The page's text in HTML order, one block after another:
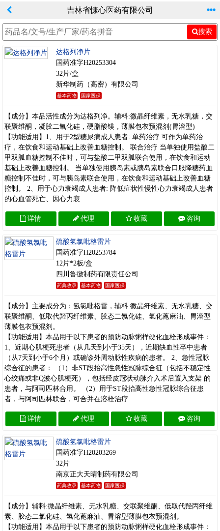
吉林省慷心医药有限公司
搜索
达格列净片
国药准字H20253304
32片/盒
新华制药（高密）有限公司
基本药物 国家医保
【成分】本品活性成分为达格列净。辅料:微晶纤维素，无水乳糖，交
联聚维酮，凝胶二氧化硅，硬脂酸镁，薄膜包衣预混剂(胃溶型)
【功能适用】1、用于2型糖尿病成人患者: 单药治疗 可作为单药治
疗，在饮食和运动基础上改善血糖控制。 联合治疗 当单独使用盐酸二
甲双胍血糖控制不佳时，可与盐酸二甲双胍联合使用，在饮食和运动
基础上改善血糖控制。 当单独使用胰岛素或胰岛素联合口服降糖药血
糖控制不佳时，可与胰岛素联合使用，在饮食和运动基础上改善血糖
控制。 2、用于心力衰竭成人患者: 降低症状性慢性心力衰竭成人患者
的心血管死亡、因心力衰
详情 代理 收藏 咨询
硫酸氢氯吡格雷片
国药准字H20253784
12片*2板/盒
四川鲁徽制药有限责任公司
药典收录 基本药物 国家医保
【成分】主要成分为：氢氯吡格雷，辅料:微晶纤维素、无水乳糖、交
联聚维酮、低取代羟丙纤维素、胶态二氯化硅、氢化蓖麻油、胃溶型
薄膜包衣预混剂。
【功能适用】本品用于以下患者的预防动脉粥样硬化血栓形成事件：
1、近期心肌梗死患者（从几天到小于35天），近期缺血性卒中患者
（从7天到小于6个月）或确诊外周动脉性疾病的患者。 2、急性冠脉
综合征的患者： （1）非ST段抬高性急性冠脉综合征（包括不稳定性
心绞痛或非Q波心肌梗死），包括经皮冠状动脉介入术后置入支架 的
患者，与阿司匹林合用。 （2）用于ST段抬高性急性冠脉综合征患
者，与阿司匹林联合，可合并在溶栓治疗
详情 代理 收藏 咨询
硫酸氢氯吡格雷片
国药准字H20203269
32片
南京正大天晴制药有限公司
药典收录 基本药物 国家医保
【成分】辅料:微晶纤维素、无水乳糖、交联聚维酮、低取代羟丙纤维
素、胶态二氯化硅、氢化蓖麻油、胃溶型薄膜包衣预混剂。
【功能适用】本品用于以下患者的预防动脉粥样硬化血栓形成事件：